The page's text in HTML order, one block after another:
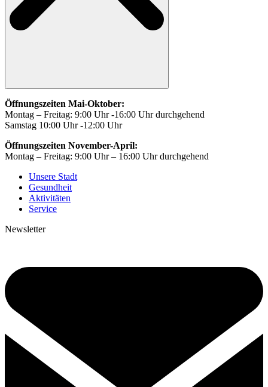
Öffnungszeiten Mai-Oktober:
Montag – Freitag: 9:00 Uhr -16:00 Uhr durchgehend
Samstag 10:00 Uhr -12:00 Uhr
Öffnungszeiten November-April:
Montag – Freitag: 9:00 Uhr – 16:00 Uhr durchgehend
Unsere Stadt
Gesundheit
Aktivitäten
Service
Newsletter